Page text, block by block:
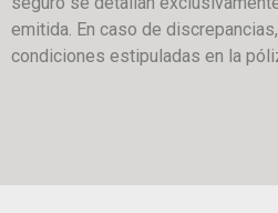
emitida. En caso de
condiciones estipuladas en la